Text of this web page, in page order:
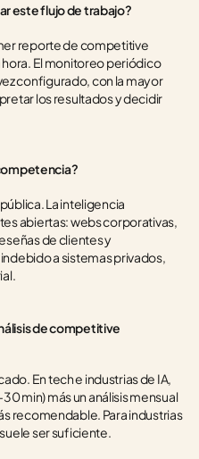
este flujo de trabajo?
reporte de competitive
El monitoreo periódico
configurado, con la mayor
los resultados y decidir
La inteligencia
abiertas: webs corporativas,
de clientes y
a sistemas privados,
de competitive
En tech e industrias de IA,
min) más un análisis mensual
recomendable. Para industrias
ser suficiente.